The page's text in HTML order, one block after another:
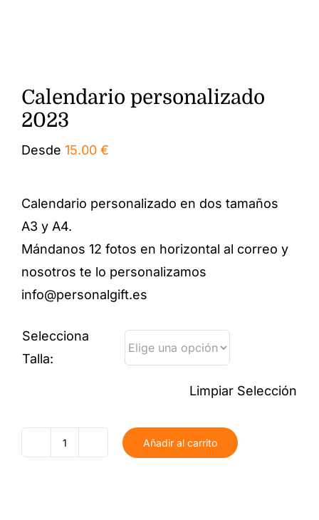
Calendario personalizado
2023
Desde 15.00 €
Calendario personalizado en dos tamaños
A3 y A4.
Mándanos 12 fotos en horizontal al correo y
nosotros te lo personalizamos
info@personalgift.es
Selecciona
Talla:
Limpiar Selección
Calendario
Añadir al carrito